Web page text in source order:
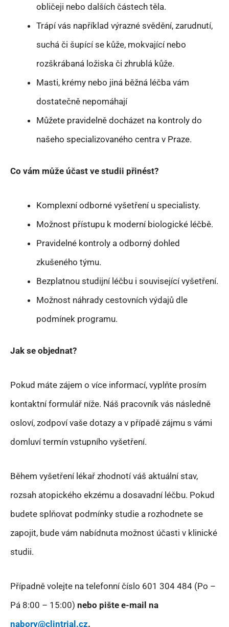
obličeji nebo dalších částech těla.
Trápí vás například výrazné svědění, zarudnutí,
suchá či šupící se kůže, mokvající nebo
rozškrábaná ložiska či zhrublá kůže.
Masti, krémy nebo jiná běžná léčba vám
dostatečně nepomáhají
Můžete pravidelně docházet na kontroly do
našeho specializovaného centra v Praze.
Co vám může účast ve studii přinést?
Komplexní odborné vyšetření u specialisty.
Možnost přístupu k moderní biologické léčbě.
Pravidelné kontroly a odborný dohled
zkušeného týmu.
Bezplatnou studijní léčbu i související vyšetření.
Možnost náhrady cestovních výdajů dle
podmínek programu.
Jak se objednat?
Pokud máte zájem o více informací, vyplňte prosím
kontaktní formulář níže. Náš pracovník vás následně
osloví, zodpoví vaše dotazy a v případě zájmu s vámi
domluví termín vstupního vyšetření.
Během vyšetření lékař zhodnotí váš aktuální stav,
rozsah atopického ekzému a dosavadní léčbu. Pokud
budete splňovat podmínky studie a rozhodnete se
zapojit, bude vám nabídnuta možnost účasti v klinické
studii.
Případně volejte na telefonní číslo 601 304 484 (Po –
Pá 8:00 – 15:00) nebo pište e-mail na
nabory@clintrial.cz.